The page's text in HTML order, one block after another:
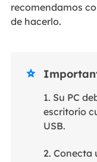
recomendamos
de hacerlo.

1. Su PC
escritorio
USB.
2. Conecta